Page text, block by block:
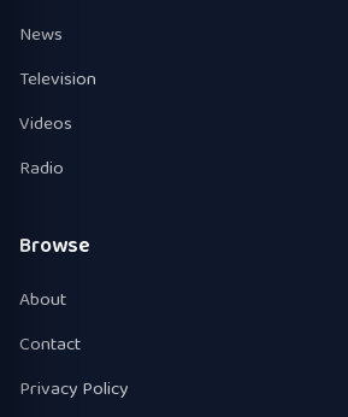
News
Television
Videos
Radio
Browse
About
Contact
Privacy Policy